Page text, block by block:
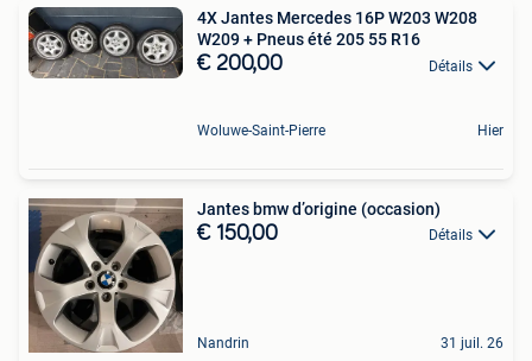
4X Jantes Mercedes 16P W203 W208
W209 + Pneus été 205 55 R16
€ 200,00 Détails
Woluwe-Saint-Pierre Hier
Jantes bmw d’origine (occasion)
€ 150,00 Détails
Nandrin 31 juil. 26